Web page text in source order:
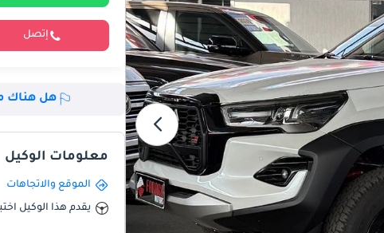
إتصل
هل هناك
معلومات الوكيل
الموقع والاتجاهات
يقدم هذا الوكيل